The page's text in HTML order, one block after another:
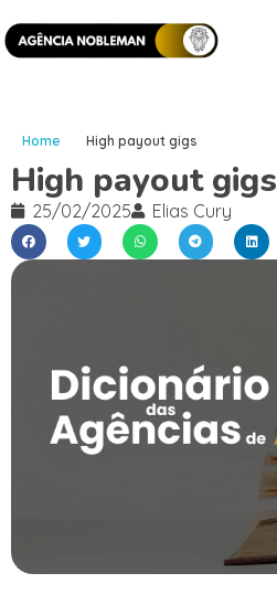
Home High payout gigs
High payout gigs
25/02/2025 Elias Cury